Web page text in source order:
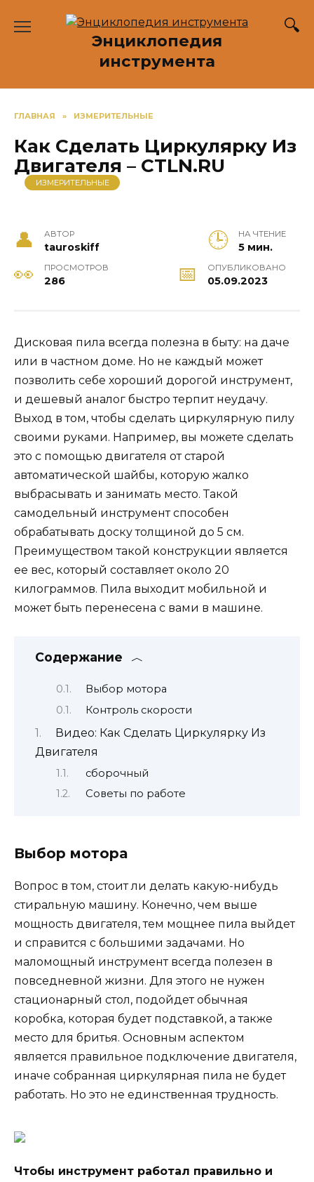
Энциклопедия
инструмента
ГЛАВНАЯ » ИЗМЕРИТЕЛЬНЫЕ
Как Сделать Циркулярку Из
Двигателя – CTLN.RU
ИЗМЕРИТЕЛЬНЫЕ
АВТОР
tauroskiff
НА ЧТЕНИЕ
5 мин.
ПРОСМОТРОВ
286
ОПУБЛИКОВАНО
05.09.2023
Дисковая пила всегда полезна в быту: на даче
или в частном доме. Но не каждый может
позволить себе хороший дорогой инструмент,
и дешевый аналог быстро терпит неудачу.
Выход в том, чтобы сделать циркулярную пилу
своими руками. Например, вы можете сделать
это с помощью двигателя от старой
автоматической шайбы, которую жалко
выбрасывать и занимать место. Такой
самодельный инструмент способен
обрабатывать доску толщиной до 5 см.
Преимуществом такой конструкции является
ее вес, который составляет около 20
килограммов. Пила выходит мобильной и
может быть перенесена с вами в машине.
Содержание
Выбор мотора
Контроль скорости
Видео: Как Сделать Циркулярку Из
Двигателя
сборочный
Советы по работе
Выбор мотора
Вопрос в том, стоит ли делать какую-нибудь
стиральную машину. Конечно, чем выше
мощность двигателя, тем мощнее пила выйдет
и справится с большими задачами. Но
маломощный инструмент всегда полезен в
повседневной жизни. Для этого не нужен
стационарный стол, подойдет обычная
коробка, которая будет подставкой, а также
место для бритья. Основным аспектом
является правильное подключение двигателя,
иначе собранная циркулярная пила не будет
работать. Но это не единственная трудность.
Чтобы инструмент работал правильно и